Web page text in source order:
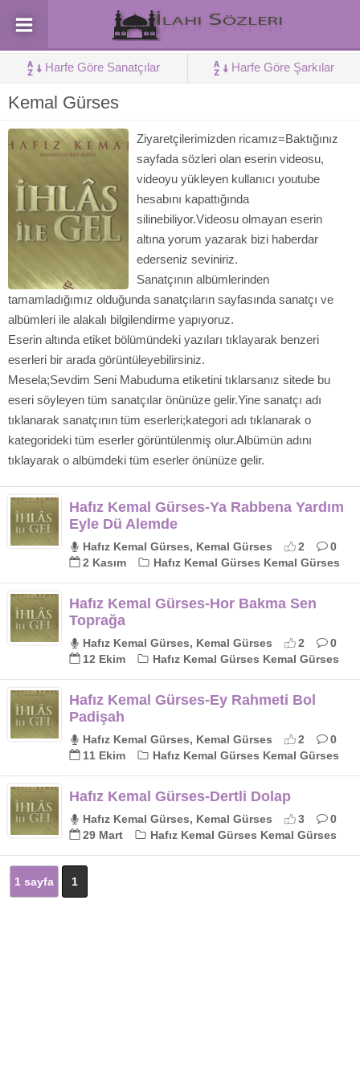
Harfe Göre Sanatçılar Harfe Göre Şarkılar
Kemal Gürses
Ziyaretçilerimizden ricamız=Baktığınız
sayfada sözleri olan eserin videosu,
videoyu yükleyen kullanıcı youtube
hesabını kapattığında
silinebiliyor.Videosu olmayan eserin
altına yorum yazarak bizi haberdar
ederseniz seviniriz.
Sanatçının albümlerinden
tamamladığımız olduğunda sanatçıların sayfasında sanatçı ve
albümleri ile alakalı bilgilendirme yapıyoruz.
Eserin altında etiket bölümündeki yazıları tıklayarak benzeri
eserleri bir arada görüntüleyebilirsiniz.
Mesela;Sevdim Seni Mabuduma etiketini tıklarsanız sitede bu
eseri söyleyen tüm sanatçılar önünüze gelir.Yine sanatçı adı
tıklanarak sanatçının tüm eserleri;kategori adı tıklanarak o
kategorideki tüm eserler görüntülenmiş olur.Albümün adını
tıklayarak o albümdeki tüm eserler önünüze gelir.
Hafız Kemal Gürses-Ya Rabbena Yardım
Eyle Dü Alemde
Hafız Kemal Gürses, Kemal Gürses 2
0
2 Kasım
Hafız Kemal Gürses Kemal Gürses
Hafız Kemal Gürses-Hor Bakma Sen
Toprağa
Hafız Kemal Gürses, Kemal Gürses 2
0
12 Ekim
Hafız Kemal Gürses Kemal Gürses
Hafız Kemal Gürses-Ey Rahmeti Bol
Padişah
Hafız Kemal Gürses, Kemal Gürses 2
0
11 Ekim
Hafız Kemal Gürses Kemal Gürses
Hafız Kemal Gürses-Dertli Dolap
Hafız Kemal Gürses, Kemal Gürses 3
0
29 Mart
Hafız Kemal Gürses Kemal Gürses
1 sayfa 1